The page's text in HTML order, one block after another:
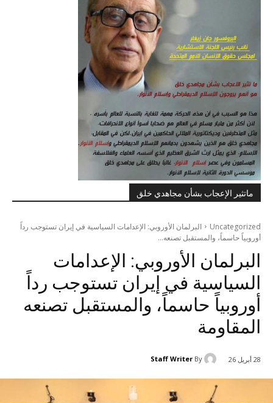
ماتثير الإعجاب بشأن مجاهدي خلق
Uncategorized
البرلمان الأوروبي: الإعدامات السياسية في إيران تستوجب رداً
أوروبياً حاسماً، والمستقبل تصنعه...
البرلمان الأوروبي: الإعدامات
السياسية في إيران تستوجب رداً
أوروبياً حاسماً، والمستقبل تصنعه
المقاومة
28 أبريل 26 By
Staff Writer